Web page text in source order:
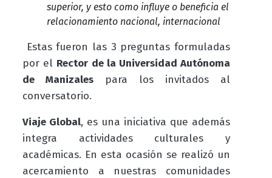
superior, y esto como influye o beneficia el
relacionamiento nacional, internacional
Estas fueron las 3 preguntas formuladas
por el Rector de la Universidad Autónoma
de Manizalespara los invitados al
conversatorio.
Viaje Global, es una iniciativa que además
integra actividades culturales y
académicas. En esta ocasión se realizó un
acercamiento a nuestras comunidades